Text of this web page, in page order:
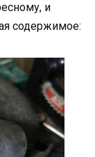
и
содержимое: